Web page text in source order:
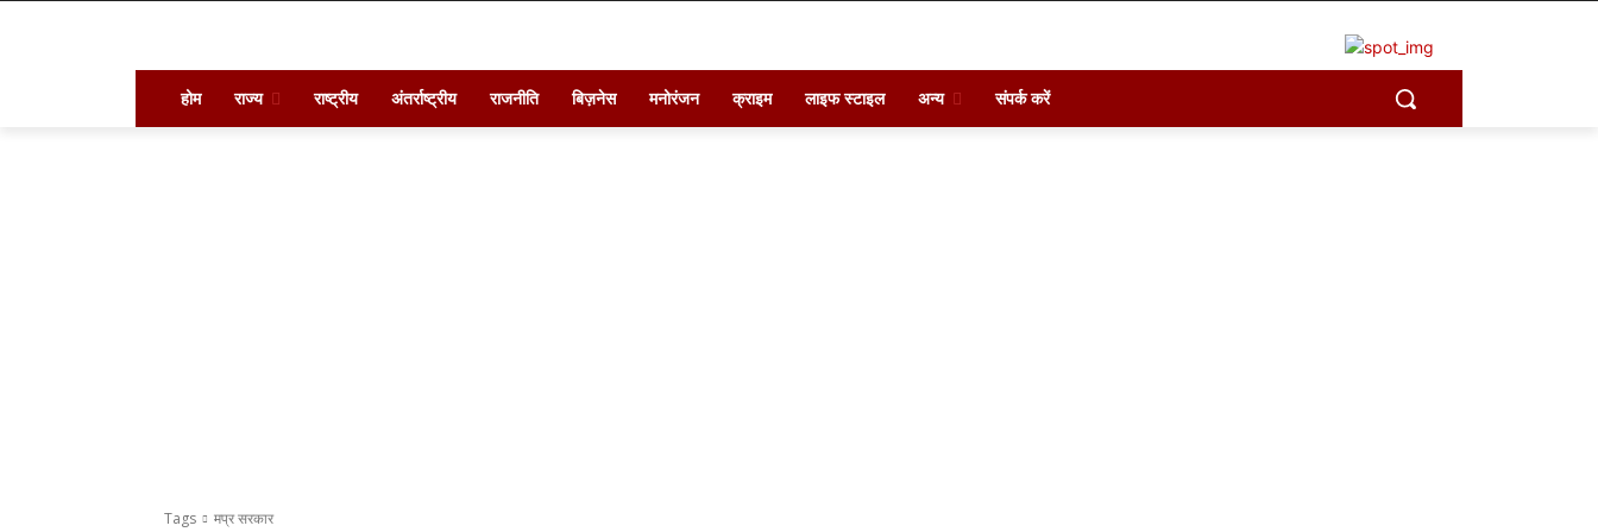
होम राज्य राष्ट्रीय अंतर्राष्ट्रीय राजनीति बिज़नेस मनोरंजन क्राइम लाइफ स्टाइल अन्य संपर्क करें
Tags मप्र सरकार